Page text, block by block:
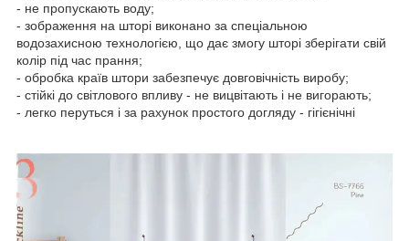
- не пропускають воду;
- зображення на шторі виконано за спеціальною
водозахисною технологією, що дає змогу шторі зберігати свій
колір під час прання;
- обробка країв штори забезпечує довговічність виробу;
- стійкі до світлового впливу - не вицвітають і не вигорають;
- легко перуться і за рахунок простого догляду - гігієнічні